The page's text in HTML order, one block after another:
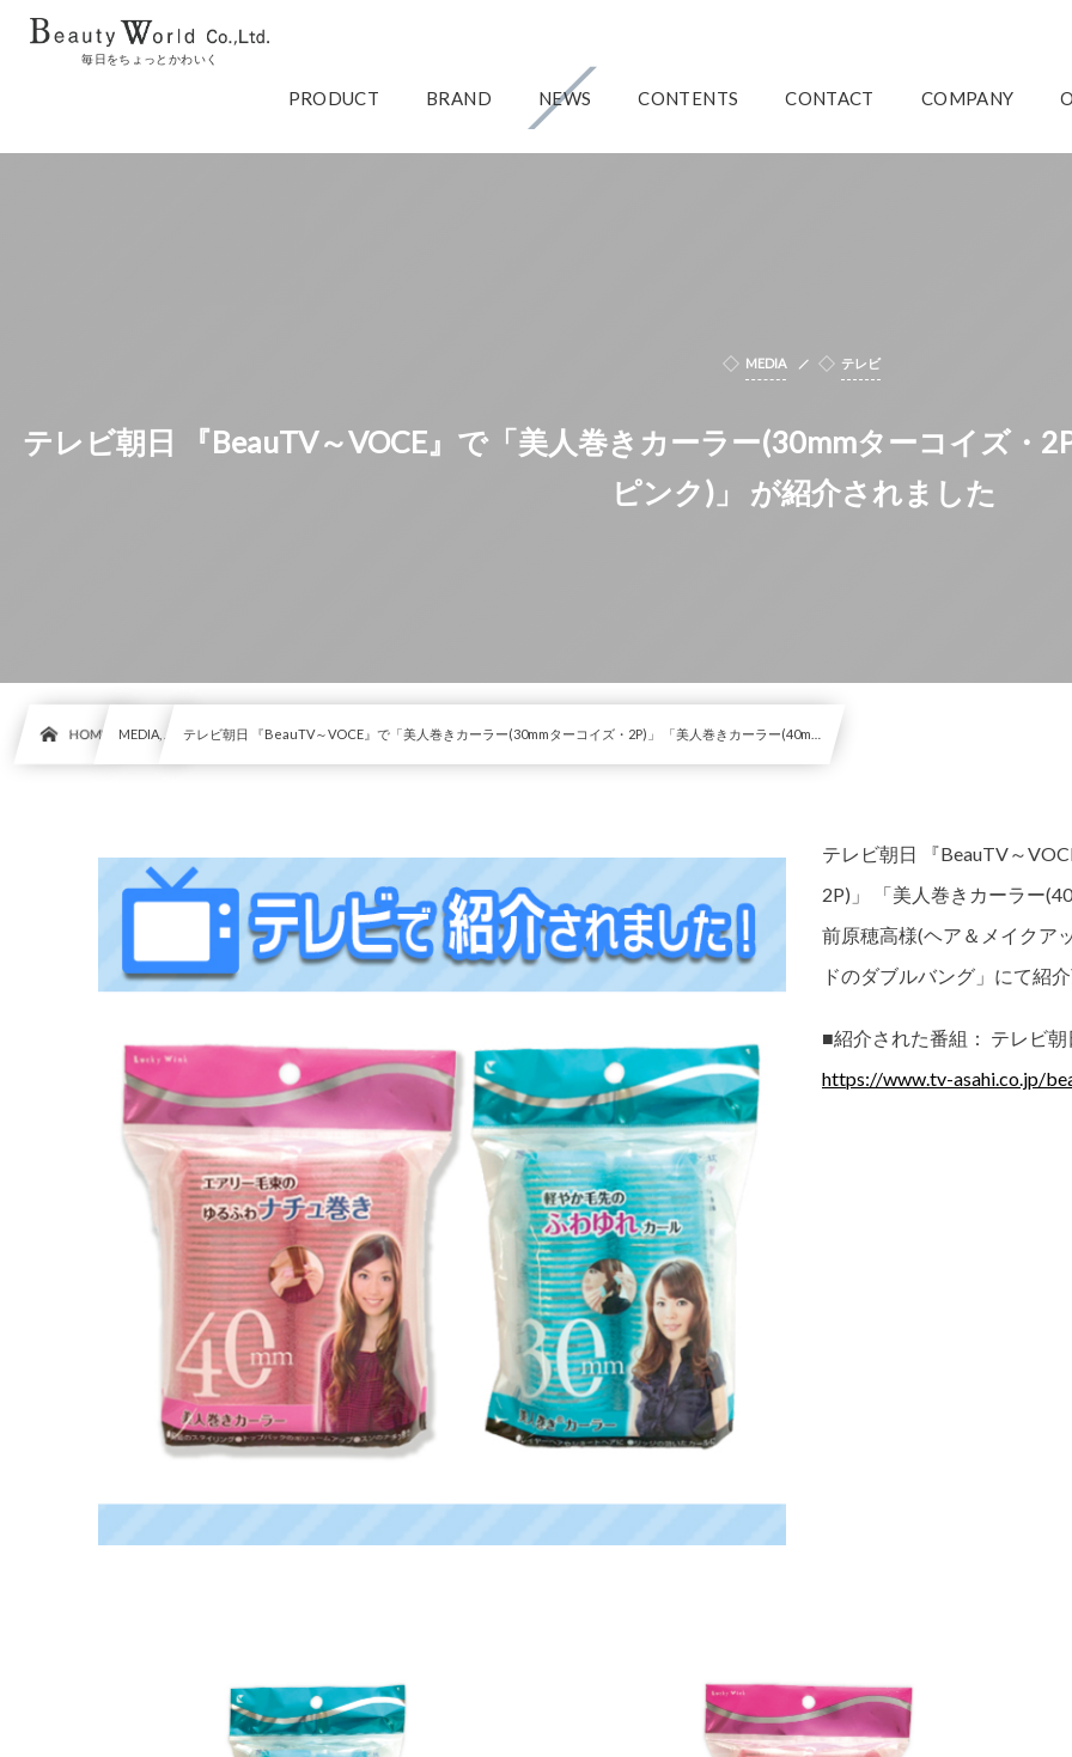
毎日をちょっとかわいく
PRODUCT BRAND NEWS CONTENTS CONTACT COMPANY
MEDIA テレビ
テレビ朝日 『BeauTV～VOCE』で「美人巻きカーラー(30mmターコイズ・
ピンク)」 が紹介されました
HOME MEDIA, … テレビ朝日 『BeauTV～VOCE』で「美人巻きカーラー(30mmターコイズ・2P)」 「美人巻きカーラー(40m…
テレビ朝日 『BeauTV～
2P)」 「美人巻きカーラー
前原穂高様(ヘア＆メイクア
ドのダブルバング」にて紹介
■紹介された番組： テレビ朝
https://www.tv-asahi.co.jp/